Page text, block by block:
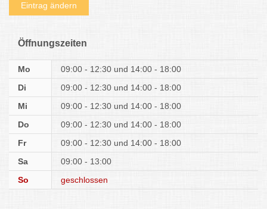
Eintrag ändern
Öffnungszeiten
Mo 09:00 - 12:30
14:00 - 18:00
Di
09:00 - 12:30
14:00 - 18:00
Mi
09:00 - 12:30
14:00 - 18:00
Do
09:00 - 12:30
14:00 - 18:00
Fr
09:00 - 12:30
14:00 - 18:00
Sa
09:00 - 13:00
So
geschlossen